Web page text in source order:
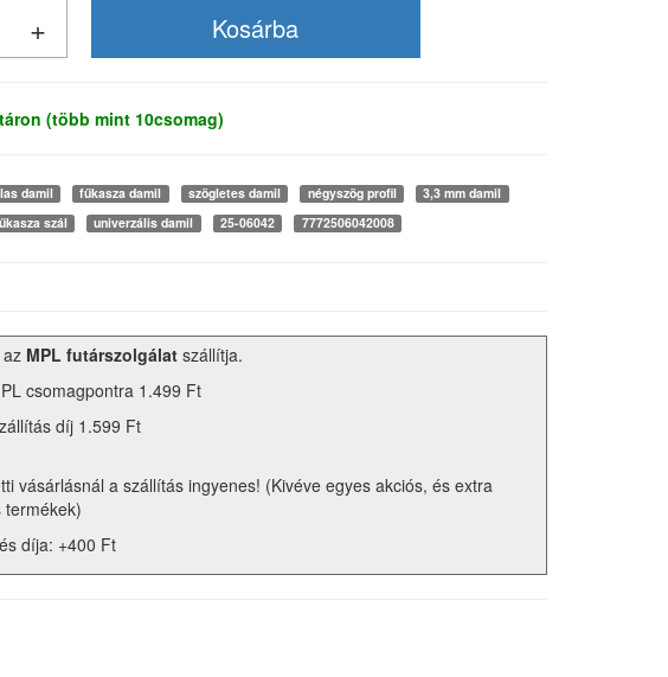
(több mint 10csomag)
damil fűkasza damil szögletes damil négyszög profil
3,3 mm damil
szál univerzális damil 25-06042 7772506042008
MPL futárszolgálat szállítja.
csomagpontra 1.499 Ft
díj 1.599 Ft
vásárlásnál a szállítás ingyenes! (Kivéve egyes akciós, és extra
díja: +400 Ft